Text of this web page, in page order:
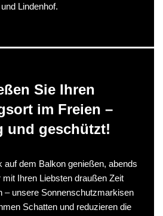
und Lindenhof.
Sie Ihren
im Freien –
und geschützt!
auf dem Balkon genießen, abends
Ihren Liebsten draußen Zeit
– unsere Sonnenschutzmarkisen
Schatten und reduzieren die